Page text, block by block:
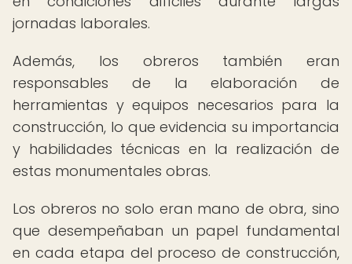
jornadas laborales.
Además, los obreros también eran
responsables de la elaboración de
herramientas y equipos necesarios para la
construcción, lo que evidencia su importancia
y habilidades técnicas en la realización de
estas monumentales obras.
Los obreros no solo eran mano de obra, sino
que desempeñaban un papel fundamental
en cada etapa del proceso de construcción,